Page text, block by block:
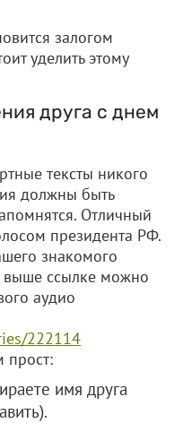
залогом
уделить этому
друга с днем
тексты никого
должны быть
Отличный
президента РФ.
знакомого
выше ссылке можно
аудио
222114
прост:
имя друга